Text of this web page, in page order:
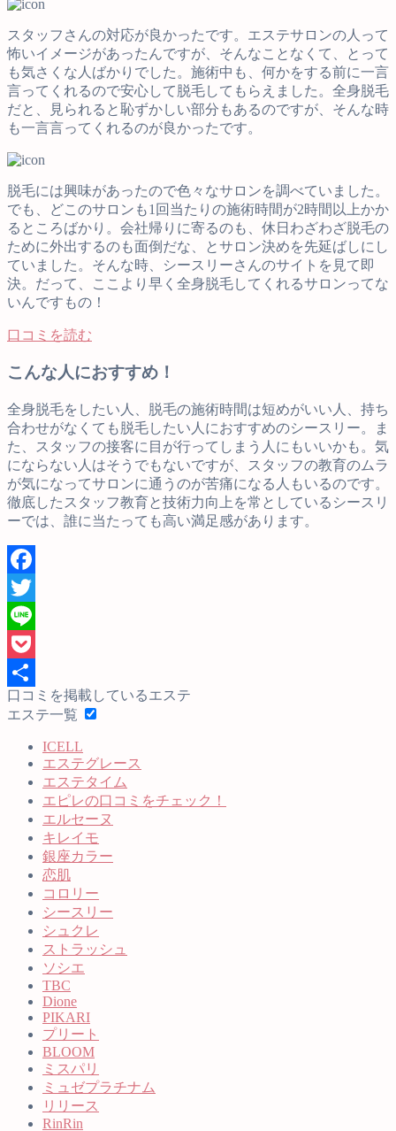
スタッフさんの対応が良かったです。エステサロンの人って
怖いイメージがあったんですが、そんなことなくて、とって
も気さくな人ばかりでした。施術中も、何かをする前に一言
言ってくれるので安心して脱毛してもらえました。全身脱毛
だと、見られると恥ずかしい部分もあるのですが、そんな時
も一言言ってくれるのが良かったです。
脱毛には興味があったので色々なサロンを調べていました。
でも、どこのサロンも1回当たりの施術時間が2時間以上かか
るところばかり。会社帰りに寄るのも、休日わざわざ脱毛の
ために外出するのも面倒だな、とサロン決めを先延ばしにし
ていました。そんな時、シースリーさんのサイトを見て即
決。だって、ここより早く全身脱毛してくれるサロンってな
いんですもの！
口コミを読む
こんな人におすすめ！
全身脱毛をしたい人、脱毛の施術時間は短めがいい人、持ち
合わせがなくても脱毛したい人におすすめのシースリー。ま
た、スタッフの接客に目が行ってしまう人にもいいかも。気
にならない人はそうでもないですが、スタッフの教育のムラ
が気になってサロンに通うのが苦痛になる人もいるのです。
徹底したスタッフ教育と技術力向上を常としているシースリ
ーでは、誰に当たっても高い満足感があります。
口コミを掲載しているエステ
エステ一覧
ICELL
エステグレース
エステタイム
エピレの口コミをチェック！
エルセーヌ
キレイモ
銀座カラー
恋肌
コロリー
シースリー
シュクレ
ストラッシュ
ソシエ
TBC
Dione
PIKARI
プリート
BLOOM
ミスパリ
ミュゼプラチナム
リリース
RinRin